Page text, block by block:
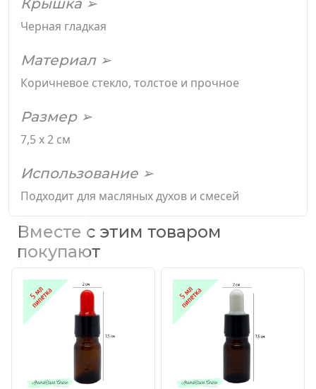
Черная гладкая
Материал ➢
Коричневое стекло, толстое и прочное
Размер ➢
7,5 х 2 см
Использование ➢
Подходит для масляных духов и смесей
Вместе с этим товаром
покупают